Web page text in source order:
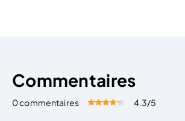
Commentaires
0 commentaires Évaluez cet article:
4.3/5